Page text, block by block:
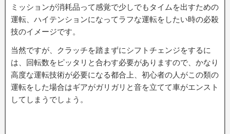
ミッションが消耗品って感覚で少しでもタイムを出すための
運転、ハイテンションになってラフな運転をしたい時の必殺
技のイメージです。
当然ですが、クラッチを踏まずにシフトチェンジをするに
は、回転数をピッタリと合わす必要がありますので、かなり
高度な運転技術が必要になる都合上、初心者の人がこの類の
運転をした場合はギアがガリガリと音を立てて車がエンスト
してしまうでしょう。